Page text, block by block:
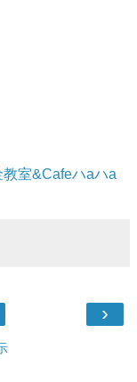
室&Cafeハaハa
›